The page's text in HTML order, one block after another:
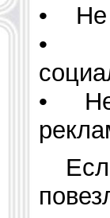
• Не
•
•